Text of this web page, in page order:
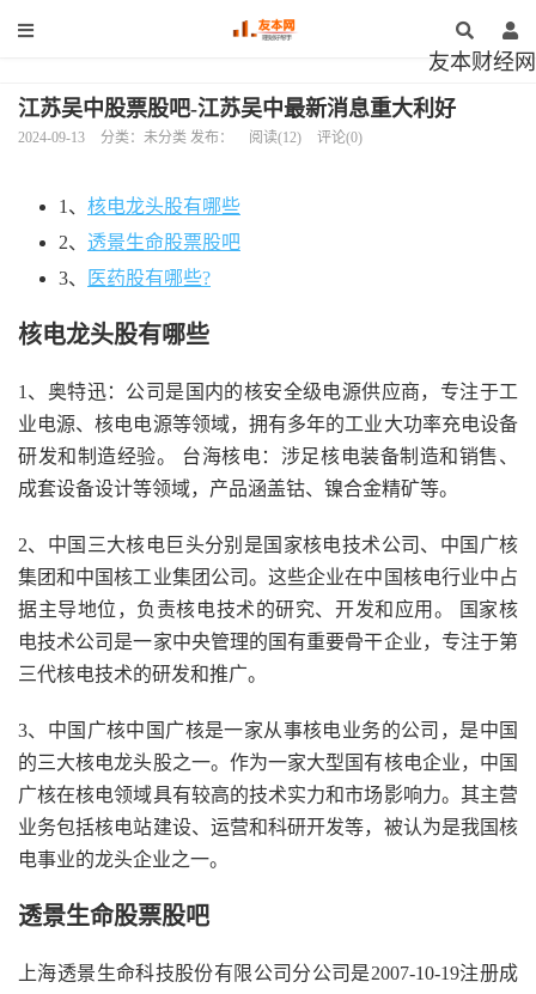
友本财经网
江苏吴中股票股吧-江苏吴中最新消息重大利好
2024-09-13 分类：未分类 发布： 阅读(12) 评论(0)
1、 核电龙头股有哪些
2、 透景生命股票股吧
3、
医药股有哪些?
核电龙头股有哪些
1、奥特迅：公司是国内的核安全级电源供应商，专注于工
业电源、核电电源等领域，拥有多年的工业大功率充电设备
研发和制造经验。 台海核电：涉足核电装备制造和销售、
成套设备设计等领域，产品涵盖钴、镍合金精矿等。
2、中国三大核电巨头分别是国家核电技术公司、中国广核
集团和中国核工业集团公司。这些企业在中国核电行业中占
据主导地位，负责核电技术的研究、开发和应用。 国家核
电技术公司是一家中央管理的国有重要骨干企业，专注于第
三代核电技术的研发和推广。
3、中国广核中国广核是一家从事核电业务的公司，是中国
的三大核电龙头股之一。作为一家大型国有核电企业，中国
广核在核电领域具有较高的技术实力和市场影响力。其主营
业务包括核电站建设、运营和科研开发等，被认为是我国核
电事业的龙头企业之一。
透景生命股票股吧
上海透景生命科技股份有限公司分公司是2007-10-19注册成